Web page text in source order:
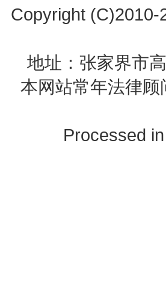
Copyright
地址：张家界市
本网站常年法律
Processed